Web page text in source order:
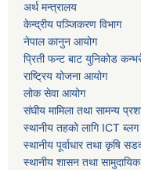
अर्थ मन्त्रालय
केन्द्रीय पञ्जिकरण विभाग
नेपाल कानुन आयोग
प्रिती फन्ट बाट युनिकोड
राष्ट्रिय योजना आयोग
लोक सेवा आयोग
संघीय मामिला तथा सामन्य
स्थानीय तहको लागि ICT ब्लग
स्थानीय पूर्वाधार तथा कृषि
स्थानीय शासन तथा